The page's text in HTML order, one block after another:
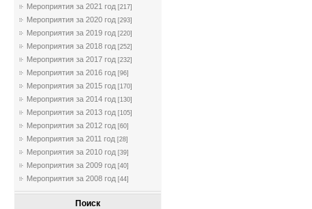
Мероприятия за 2021 год [217]
Мероприятия за 2020 год [293]
Мероприятия за 2019 год [220]
Мероприятия за 2018 год [252]
Мероприятия за 2017 год [232]
Мероприятия за 2016 год [96]
Мероприятия за 2015 год [170]
Мероприятия за 2014 год [130]
Мероприятия за 2013 год [105]
Мероприятия за 2012 год [60]
Мероприятия за 2011 год [28]
Мероприятия за 2010 год [39]
Мероприятия за 2009 год [40]
Мероприятия за 2008 год [44]
Поиск